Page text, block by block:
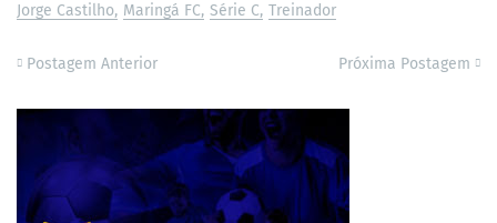
Jorge Castilho Maringá FC Série C Treinador
Postagem Anterior Próxima Postagem